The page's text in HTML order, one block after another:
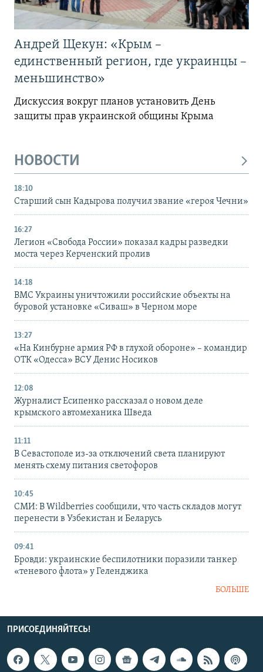
Андрей Щекун: «Крым –
единственный регион, где украинцы –
меньшинство»
Дискуссия вокруг планов установить День
защиты прав украинской общины Крыма
НОВОСТИ
18:10
Старший сын Кадырова получил звание «героя Чечни»
16:27
Легион «Свобода России» показал кадры разведки
моста через Керченский пролив
14:18
ВМС Украины уничтожили российские объекты на
буровой установке «Сиваш» в Черном море
13:27
«На Кинбурне армия РФ в глухой обороне» – командир
ОТК «Одесса» ВСУ Денис Носиков
12:08
Журналист Есипенко рассказал о новом деле
крымского автомеханика Шведа
11:11
В Севастополе из-за отключений света планируют
менять схему питания светофоров
10:45
СМИ: В Wildberries сообщили, что часть складов могут
перенести в Узбекистан и Беларусь
09:41
Бровди: украинские беспилотники поразили танкер
«теневого флота» у Геленджика
БОЛЬШЕ
ПРИСОЕДИНЯЙТЕСЬ!